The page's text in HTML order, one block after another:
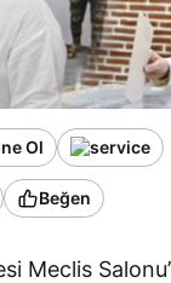
Ol
Beğen
Meclis